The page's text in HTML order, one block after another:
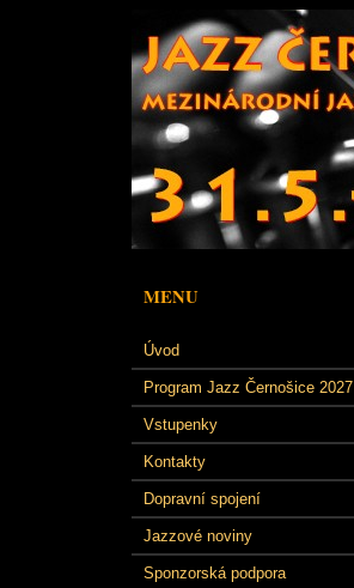
MENU
Úvod
Program Jazz Černošice 2027
Vstupenky
Kontakty
Dopravní spojení
Jazzové noviny
Sponzorská podpora